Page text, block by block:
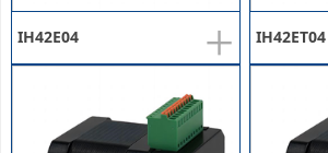
+
IH42E04 IH42ET04